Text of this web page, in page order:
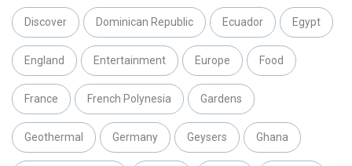
Discover Dominican Republic Ecuador Egypt
England Entertainment Europe Food
France French Polynesia Gardens
Geothermal Germany Geysers Ghana